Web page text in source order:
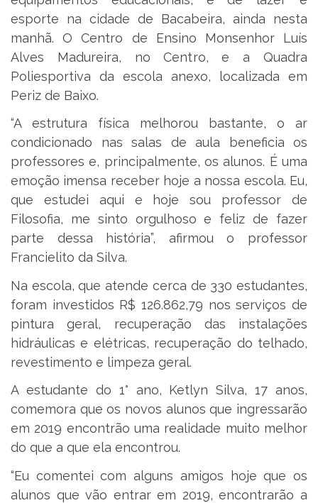
esporte na cidade de Bacabeira, ainda nesta
manhã. O Centro de Ensino Monsenhor Luís
Alves Madureira, no Centro, e a Quadra
Poliesportiva da escola anexo, localizada em
Periz de Baixo.
“A estrutura física melhorou bastante, o ar
condicionado nas salas de aula beneficia os
professores e, principalmente, os alunos. É uma
emoção imensa receber hoje a nossa escola. Eu,
que estudei aqui e hoje sou professor de
Filosofia, me sinto orgulhoso e feliz de fazer
parte dessa história”, afirmou o professor
Francielito da Silva.
Na escola, que atende cerca de 330 estudantes,
foram investidos R$ 126.862,79 nos serviços de
pintura geral, recuperação das instalações
hidráulicas e elétricas, recuperação do telhado,
revestimento e limpeza geral.
A estudante do 1° ano, Ketlyn Silva, 17 anos,
comemora que os novos alunos que ingressarão
em 2019 encontrão uma realidade muito melhor
do que a que ela encontrou.
“Eu comentei com alguns amigos hoje que os
alunos que vão entrar em 2019, encontrarão a